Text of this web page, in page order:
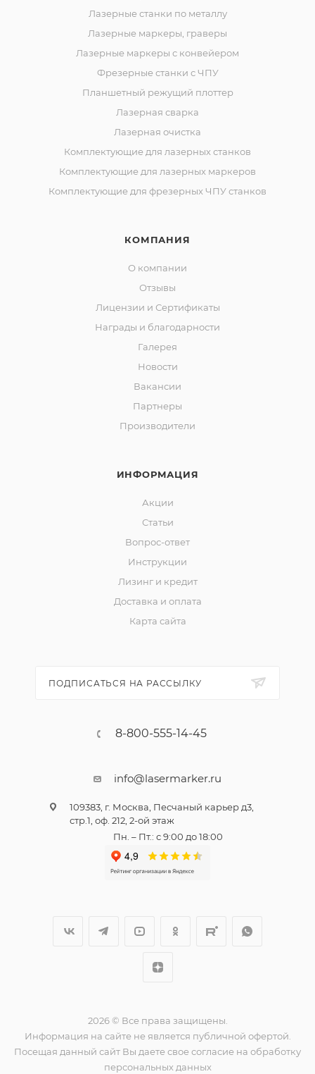
Лазерные станки по металлу
Лазерные маркеры, граверы
Лазерные маркеры с конвейером
Фрезерные станки с ЧПУ
Планшетный режущий плоттер
Лазерная сварка
Лазерная очистка
Комплектующие для лазерных станков
Комплектующие для лазерных маркеров
Комплектующие для фрезерных ЧПУ станков
КОМПАНИЯ
О компании
Отзывы
Лицензии и Сертификаты
Награды и благодарности
Галерея
Новости
Вакансии
Партнеры
Производители
ИНФОРМАЦИЯ
Акции
Статьи
Вопрос-ответ
Инструкции
Лизинг и кредит
Доставка и оплата
Карта сайта
ПОДПИСАТЬСЯ НА РАССЫЛКУ
8-800-555-14-45
info@lasermarker.ru
109383, г. Москва, Песчаный карьер д3,
стр.1, оф. 212, 2-ой этаж
Пн. – Пт.: с 9:00 до 18:00
2026 © Все права защищены.
Информация на сайте не является публичной офертой.
Посещая данный сайт Вы даете свое согласие на обработку
персональных данных